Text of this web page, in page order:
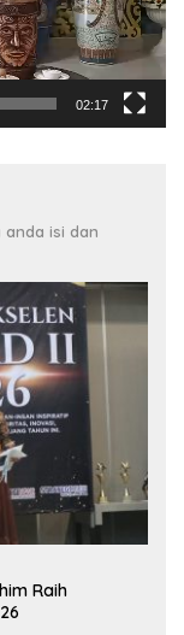
02:17
anda isi dan
Raih